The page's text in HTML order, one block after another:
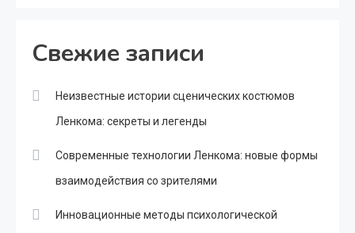
Свежие записи
Неизвестные истории сценических костюмов
Ленкома: секреты и легенды
Современные технологии Ленкома: новые формы
взаимодействия со зрителями
Инновационные методы психологической